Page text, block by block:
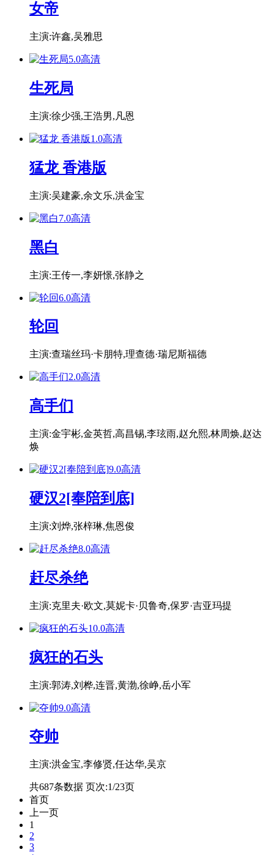
女帝
主演:许鑫,吴雅思
5.0高清
生死局
主演:徐少强,王浩男,凡恩
1.0高清
猛龙 香港版
主演:吴建豪,余文乐,洪金宝
7.0高清
黑白
主演:王传一,李妍憬,张静之
6.0高清
轮回
主演:查瑞丝玛·卡朋特,理查德·瑞尼斯福德
2.0高清
高手们
主演:金宇彬,金英哲,高昌锡,李玹雨,赵允熙,林周焕,赵达
焕
9.0高清
硬汉2[奉陪到底]
主演:刘烨,张梓琳,焦恩俊
8.0高清
赶尽杀绝
主演:克里夫·欧文,莫妮卡·贝鲁奇,保罗·吉亚玛提
10.0高清
疯狂的石头
主演:郭涛,刘桦,连晋,黄渤,徐峥,岳小军
9.0高清
夺帅
主演:洪金宝,李修贤,任达华,吴京
共687条数据 页次:1/23页
首页
上一页
1
2
3